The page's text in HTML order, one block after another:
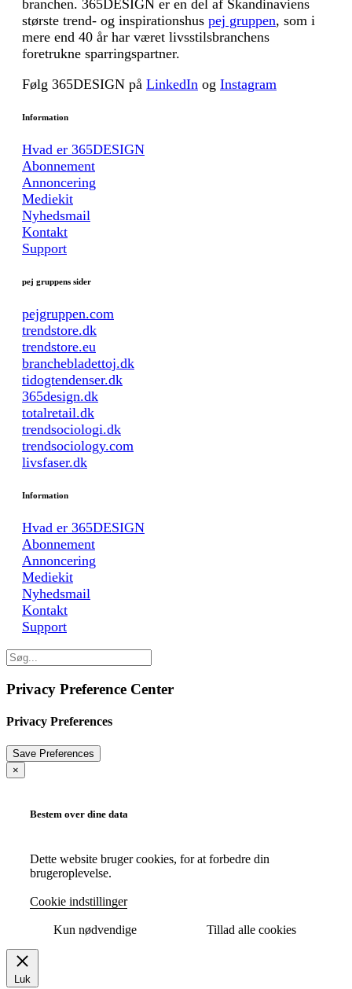
branchen. 365DESIGN er en del af Skandinaviens
største trend- og inspirationshus pej gruppen, som i
mere end 40 år har været livsstilsbranchens
foretrukne sparringspartner.
Følg 365DESIGN på LinkedIn og Instagram
Information
Hvad er 365DESIGN
Abonnement
Annoncering
Mediekit
Nyhedsmail
Kontakt
Support
pej gruppens sider
pejgruppen.com
trendstore.dk
trendstore.eu
branchebladettoj.dk
tidogtendenser.dk
365design.dk
totalretail.dk
trendsociologi.dk
trendsociology.com
livsfaser.dk
Information
Hvad er 365DESIGN
Abonnement
Annoncering
Mediekit
Nyhedsmail
Kontakt
Support
Privacy Preference Center
Privacy Preferences
×
Bestem over dine data
Dette website bruger cookies, for at forbedre din
brugeroplevelse.
Cookie indstillinger
Kun nødvendige Tillad alle cookies
Luk